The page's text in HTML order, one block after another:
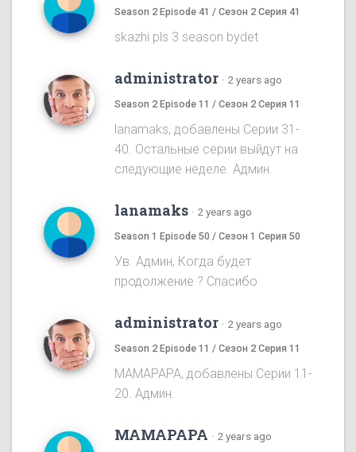
Season 2 Episode 41 / Сезон 2 Серия 41
skazhi pls 3 season bydet
administrator · 2 years ago
Season 2 Episode 11 / Сезон 2 Серия 11
lanamaks, добавлены Серии 31-
40. Остальные серии выйдут на
следующие неделе. Админ.
lanamaks · 2 years ago
Season 1 Episode 50 / Сезон 1 Серия 50
Ув. Админ, Когда будет
продолжение ? Спасибо
administrator · 2 years ago
Season 2 Episode 11 / Сезон 2 Серия 11
MAMAPAPA, добавлены Серии 11-
20. Админ.
MAMAPAPA · 2 years ago